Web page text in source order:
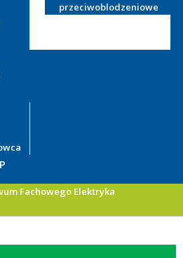
przeciwoblodzeniowe
Fachowego Elektryka